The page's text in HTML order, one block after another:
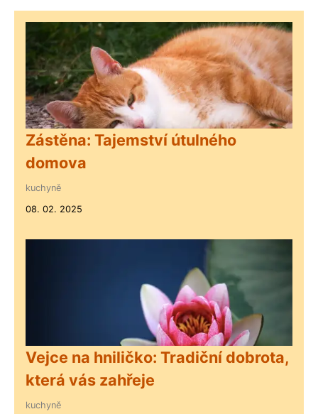
Zástěna: Tajemství útulného
domova
kuchyně
08. 02. 2025
Vejce na hniličko: Tradiční dobrota,
která vás zahřeje
kuchyně